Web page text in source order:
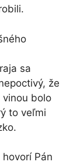
sa
že
bolo
to veľmi
Pán